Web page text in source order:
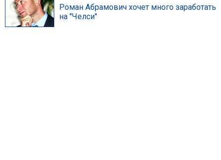
Роман Абрамович хочет много заработать
на "Челси"